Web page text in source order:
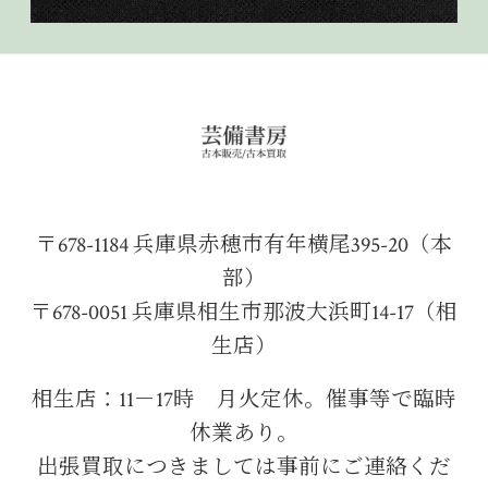
〒678-1184 兵庫県赤穂市有年横尾395-20（本
部）
〒678-0051 兵庫県相生市那波大浜町14-17（相
生店）
相生店：11－17時 月火定休。催事等で臨時
休業あり。
出張買取につきましては事前にご連絡くだ